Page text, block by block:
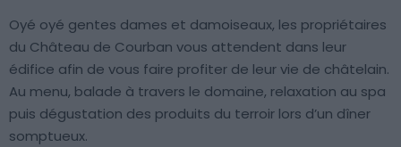
Oyé oyé gentes dames et damoiseaux, les propriétaires
du Château de Courban vous attendent dans leur
édifice afin de vous faire profiter de leur vie de châtelain.
Au menu, balade à travers le domaine, relaxation au spa
puis dégustation des produits du terroir lors d’un dîner
somptueux.